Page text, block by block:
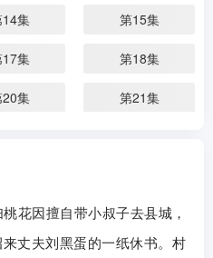
集 第15集
集 第18集
集 第21集
花因擅自带小叔子去县城，
丈夫刘黑蛋的一纸休书。村